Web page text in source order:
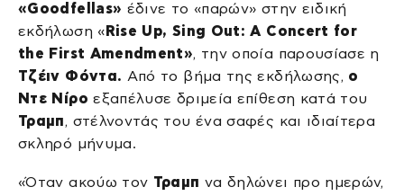
«Goodfellas» έδινε το «παρών» στην ειδική
εκδήλωση « Rise Up, Sing Out: A Concert for
the First Amendment», την οποία παρουσίασε η
Τζέιν Φόντα. Από το βήμα της εκδήλωσης, ο
Ντε Νίρο εξαπέλυσε δριμεία επίθεση κατά του
Τραμπ, στέλνοντάς του ένα σαφές και ιδιαίτερα
σκληρό μήνυμα.
«Όταν ακούω τον Τραμπ να δηλώνει προ ημερών,